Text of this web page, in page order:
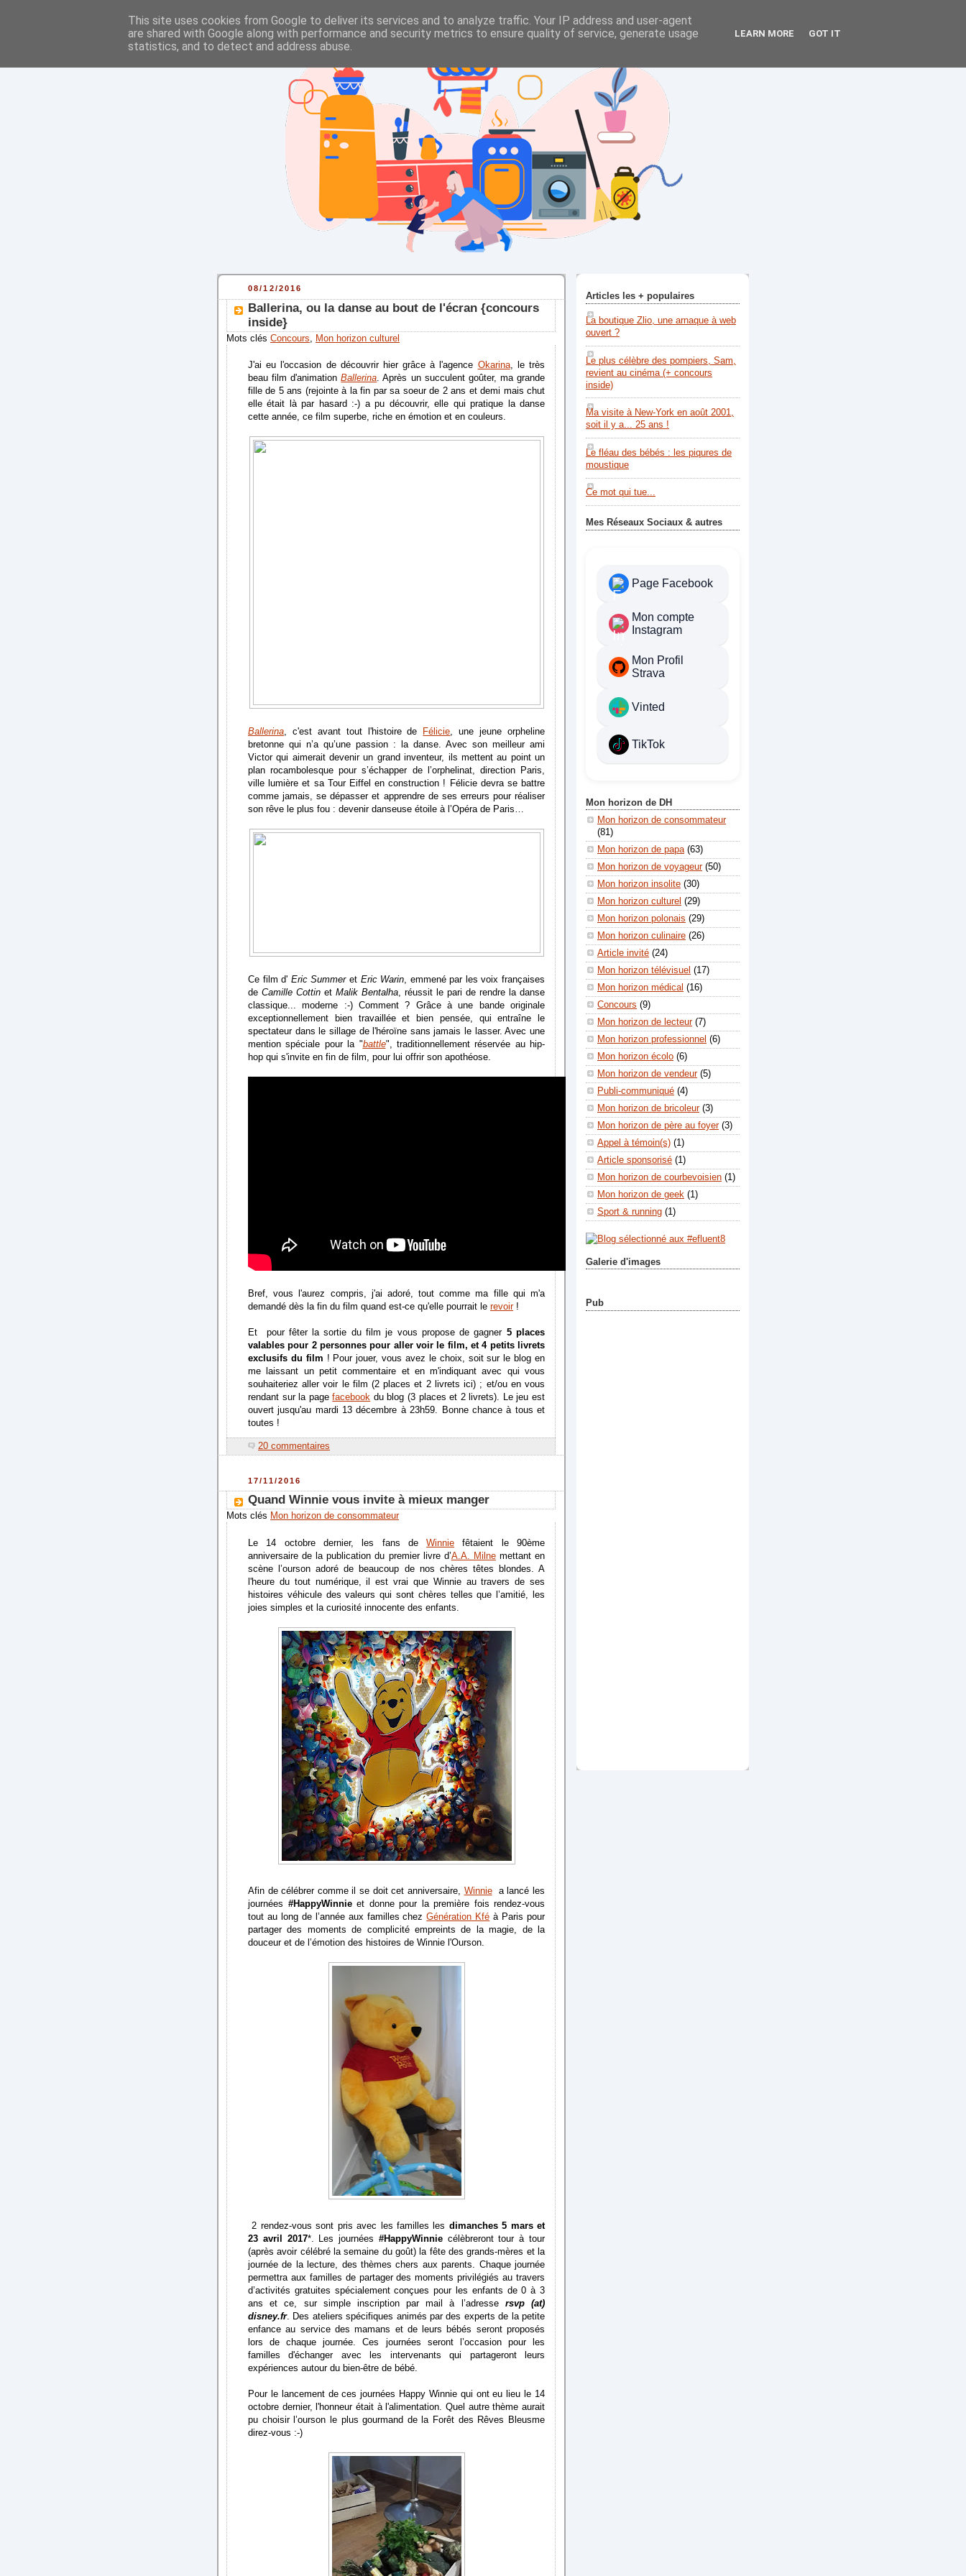
08/12/2016
Ballerina, ou la danse au bout de l'écran {concours
inside}
Mots clés Concours Mon horizon culturel
J'ai eu l'occasion de découvrir hier grâce à l'agence Okarina, le très
beau film d'animationBallerina. Après un succulent goûter, ma grande
fille de 5 ans (rejointe à la fin par sa soeur de 2 ans et demi mais chut
elle était là par hasard :-) a pu découvrir, elle qui pratique la danse
cette année, ce film superbe, riche en émotion et en couleurs.
Ballerina, c'est avant tout l'histoire de Félicie, une jeune orpheline
bretonne qui n’a qu’une passion : la danse. Avec son meilleur ami
Victor qui aimerait devenir un grand inventeur, ils mettent au point un
plan rocambolesque pour s’échapper de l’orphelinat, direction Paris,
ville lumière et sa Tour Eiffel en construction ! Félicie devra se battre
comme jamais, se dépasser et apprendre de ses erreurs pour réaliser
son rêve le plus fou : devenir danseuse étoile à l’Opéra de Paris…
Ce film d' Eric Summeret Eric Warin, emmené par les voix françaises
de Camille Cottin et Malik Bentalha, réussit le pari de rendre la danse
classique... moderne :-) Comment ? Grâce à une bande originale
exceptionnellement bien travaillée et bien pensée, qui entraîne le
spectateur dans le sillage de l'héroïne sans jamais le lasser. Avec une
mention spéciale pour la "battle", traditionnellement réservée au hip-
hop qui s'invite en fin de film, pour lui offrir son apothéose.
Bref, vous l'aurez compris, j'ai adoré, tout comme ma fille qui m'a
demandé dès la fin du film quand est-ce qu'elle pourrait le revoir!
Et pour fêter la sortie du film je vous propose de gagner 5 places
valables pour 2 personnes pour aller voir le film, et 4 petits livrets
exclusifs du film ! Pour jouer, vous avez le choix, soit sur le blog en
me laissant un petit commentaire et en m'indiquant avec qui vous
souhaiteriez aller voir le film (2 places et 2 livrets ici) ; et/ou en vous
rendant sur la pagefacebook du blog (3 places et 2 livrets). Le jeu est
ouvert jusqu'au mardi 13 décembre à 23h59. Bonne chance à tous et
toutes !
20 commentaires
17/11/2016
Quand Winnie vous invite à mieux manger
Mots clés Mon horizon de consommateur
Le 14 octobre dernier, les fans deWinnie fêtaient le 90ème
anniversaire de la publication du premier livre d’A.A. Milnemettant en
scène l’ourson adoré de beaucoup de nos chères têtes blondes. A
l'heure du tout numérique, il est vrai que Winnie au travers de ses
histoires véhicule des valeurs qui sont chères telles que l’amitié, les
joies simples et la curiosité innocente des enfants.
Afin de célébrer comme il se doit cet anniversaire, Winniea lancé les
journées #HappyWinnieet donne pour la première fois rendez-vous
tout au long de l’année aux familles chezGénération Kfé à Paris pour
partager des moments de complicité empreints de la magie, de la
douceur et de l’émotion des histoires de Winnie l'Ourson.
2 rendez-vous sont pris avec les familles les dimanches 5 mars et
23 avril 2017*. Les journées #HappyWinniecélèbreront tour à tour
(après avoir célébré la semaine du goût) la fête des grands-mères et la
journée de la lecture, des thèmes chers aux parents. Chaque journée
permettra aux familles de partager des moments privilégiés au travers
d’activités gratuites spécialement conçues pour les enfants de 0 à 3
ans et ce, sur simple inscription par mail à l’adresse rsvp (at)
disney.fr. Des ateliers spécifiques animés par des experts de la petite
enfance au service des mamans et de leurs bébés seront proposés
lors de chaque journée. Ces journées seront l’occasion pour les
familles d'échanger avec les intervenants qui partageront leurs
expériences autour du bien-être de bébé.
Pour le lancement de ces journées Happy Winnie qui ont eu lieu le 14
octobre dernier, l'honneur était à l'alimentation. Quel autre thème aurait
pu choisir l’ourson le plus gourmand de la Forêt des Rêves Bleusme
direz-vous :-)
Articles les + populaires
La boutique Zlio, une arnaque à web
ouvert ?
Le plus célèbre des pompiers, Sam,
revient au cinéma (+ concours
inside)
Ma visite à New-York en août 2001,
soit il y a... 25 ans !
Le fléau des bébés : les piqures de
moustique
Ce mot qui tue...
Mes Réseaux Sociaux & autres
Page Facebook
Mon compte
Instagram
Mon Profil
Strava
Vinted
TikTok
Mon horizon de DH
Mon horizon de consommateur
(81)
Mon horizon de papa (63)
Mon horizon de voyageur (50)
Mon horizon insolite (30)
Mon horizon culturel (29)
Mon horizon polonais (29)
Mon horizon culinaire (26)
Article invité (24)
Mon horizon télévisuel (17)
Mon horizon médical (16)
Concours (9)
Mon horizon de lecteur (7)
Mon horizon professionnel (6)
Mon horizon écolo (6)
Mon horizon de vendeur (5)
Publi-communiqué (4)
Mon horizon de bricoleur (3)
Mon horizon de père au foyer (3)
Appel à témoin(s) (1)
Article sponsorisé (1)
Mon horizon de courbevoisien (1)
Mon horizon de geek (1)
Sport & running (1)
Galerie d'images
Pub
This site uses cookies from Google to deliver its services and to analyze traffic. Your IP address and user-agent
are shared with Google along with performance and security metrics to ensure quality of service, generate usage
statistics, and to detect and address abuse.
LEARN MORE GOT IT